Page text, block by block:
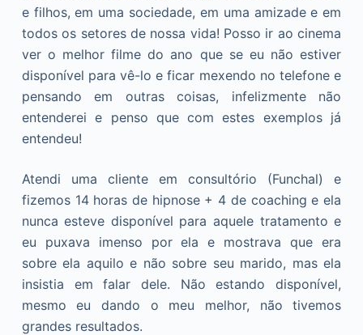
e filhos, em uma sociedade, em uma amizade e em
todos os setores de nossa vida! Posso ir ao cinema
ver o melhor filme do ano que se eu não estiver
disponível para vê-lo e ficar mexendo no telefone e
pensando em outras coisas, infelizmente não
entenderei e penso que com estes exemplos já
entendeu!
Atendi uma cliente em consultório (Funchal) e
fizemos 14 horas de hipnose + 4 de coaching e ela
nunca esteve disponível para aquele tratamento e
eu puxava imenso por ela e mostrava que era
sobre ela aquilo e não sobre seu marido, mas ela
insistia em falar dele. Não estando disponível,
mesmo eu dando o meu melhor, não tivemos
grandes resultados.